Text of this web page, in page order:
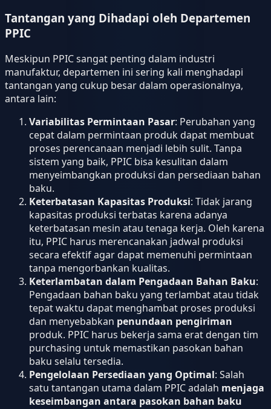
Tantangan yang Dihadapi oleh Departemen
PPIC
Meskipun PPIC sangat penting dalam industri
manufaktur, departemen ini sering kali menghadapi
tantangan yang cukup besar dalam operasionalnya,
antara lain:
Variabilitas Permintaan Pasar: Perubahan yang
cepat dalam permintaan produk dapat membuat
proses perencanaan menjadi lebih sulit. Tanpa
sistem yang baik, PPIC bisa kesulitan dalam
menyeimbangkan produksi dan persediaan bahan
baku.
Keterbatasan Kapasitas Produksi: Tidak jarang
kapasitas produksi terbatas karena adanya
keterbatasan mesin atau tenaga kerja. Oleh karena
itu, PPIC harus merencanakan jadwal produksi
secara efektif agar dapat memenuhi permintaan
tanpa mengorbankan kualitas.
Keterlambatan dalam Pengadaan Bahan Baku:
Pengadaan bahan baku yang terlambat atau tidak
tepat waktu dapat menghambat proses produksi
dan menyebabkan penundaan pengiriman
produk. PPIC harus bekerja sama erat dengan tim
purchasing untuk memastikan pasokan bahan
baku selalu tersedia.
Pengelolaan Persediaan yang Optimal: Salah
satu tantangan utama dalam PPIC adalah menjaga
keseimbangan antara pasokan bahan baku